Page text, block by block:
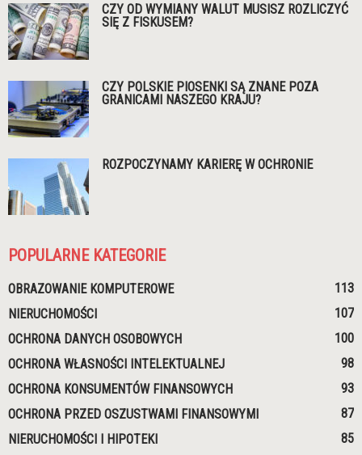
CZY OD WYMIANY WALUT MUSISZ ROZLICZYĆ
SIĘ Z FISKUSEM?
CZY POLSKIE PIOSENKI SĄ ZNANE POZA
GRANICAMI NASZEGO KRAJU?
ROZPOCZYNAMY KARIERĘ W OCHRONIE
POPULARNE KATEGORIE
OBRAZOWANIE KOMPUTEROWE
113
NIERUCHOMOŚCI
107
OCHRONA DANYCH OSOBOWYCH
100
OCHRONA WŁASNOŚCI INTELEKTUALNEJ
98
OCHRONA KONSUMENTÓW FINANSOWYCH
93
OCHRONA PRZED OSZUSTWAMI FINANSOWYMI
87
NIERUCHOMOŚCI I HIPOTEKI
85